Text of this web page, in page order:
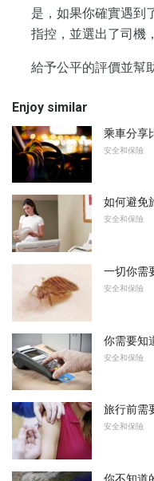
是，如果你確實遇到
指控，並選出了司機
給予公平的評價並幫
Enjoy similar
乘車分享
安全和保險
如何避免
安全和保險
一切你需
安全和保險
你需要知
安全和保險
旅行前需
安全和保險